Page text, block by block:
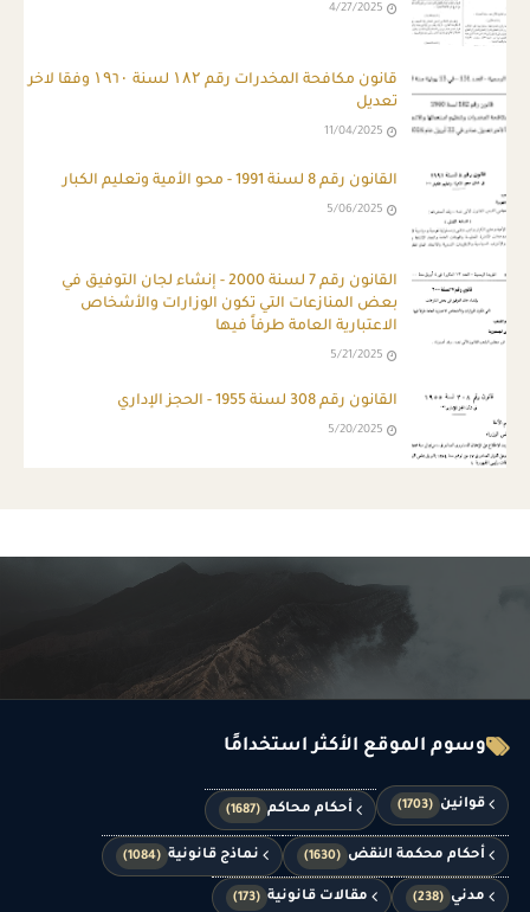
4/27/2025
قانون مكافحة المخدرات رقم ۱۸۲ لسنة ۱۹٦۰ وفقا لاخر
تعديل
11/04/2025
القانون رقم 8 لسنة 1991 - محو الأمية وتعليم الكبار
5/06/2025
القانون رقم 7 لسنة 2000 - إنشاء لجان التوفيق في
بعض المنازعات التي تكون الوزارات والأشخاص
الاعتبارية العامة طرفاً فيها
5/21/2025
القانون رقم 308 لسنة 1955 - الحجز الإداري
5/20/2025
وسوم الموقع الأكثر استخدامًا
قوانين (1703) أحكام محاكم (1687)
أحكام محكمة النقض (1630) نماذج قانونية (1084)
مدني (238) مقالات قانونية (173)